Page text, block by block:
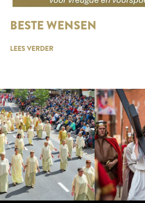
BESTE WENSEN
LEES VERDER